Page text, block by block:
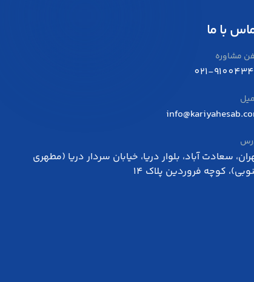
با ما
مشاوره
021-
سعادت آباد، بلوار دریا، خیابان سردار دریا (مطهری
کوچه فروردین پلاک 14
|